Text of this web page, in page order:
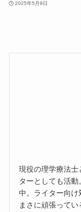
2025年5月9日
現役の理学療法士
ターとしても活
中。ライター向け
まさに頑張って